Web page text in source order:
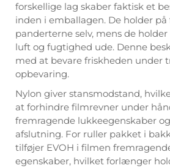
forskellige lag skaber faktisk et
inden i emballagen. De holder på
panderterne selv, mens de
luft og fugtighed ude. Denne
med at bevare friskheden under
opbevaring.
Nylon giver stansmodstand,
at forhindre filmrevner under
fremragende lukkeegenskaber
afslutning. For ruller pakket i
tilføjer EVOH i filmen
egenskaber, hvilket forlænger